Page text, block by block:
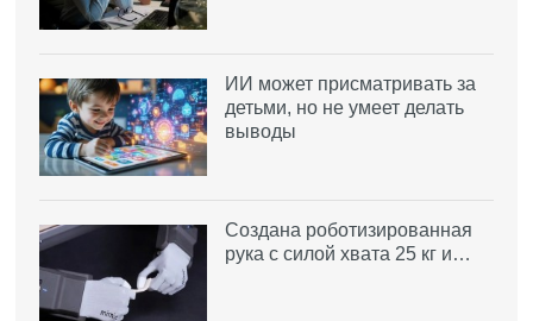
ИИ может присматривать за
детьми, но не умеет делать
выводы
Создана роботизированная
рука с силой хвата 25 кг и…